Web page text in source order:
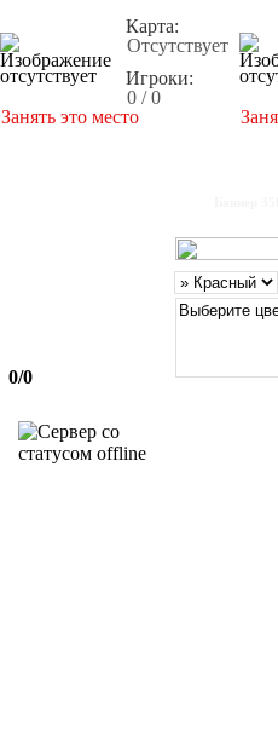
Карта:
Отсутствует
Игроки:
0 / 0
Занять это место
0/0